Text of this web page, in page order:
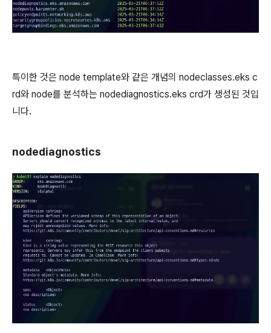
특이한 것은 node template와 같은 개념의 nodeclasses.eks c
rd와 node를 분석하는 nodediagnostics.eks crd가 생성된 것입
니다.
nodediagnostics